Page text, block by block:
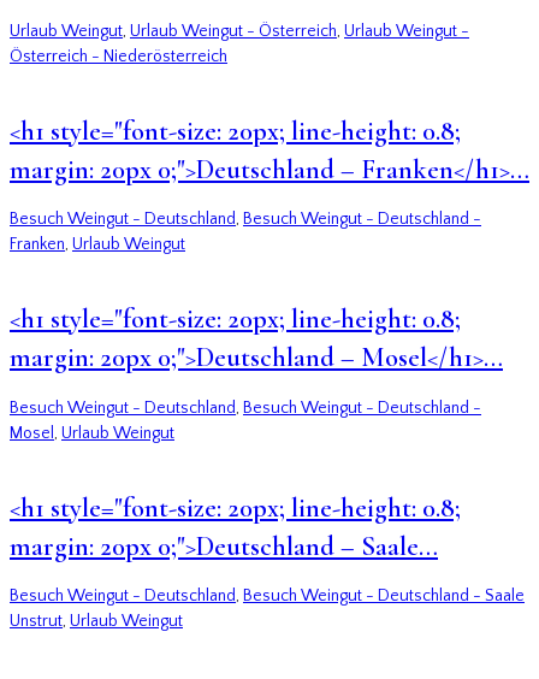
Urlaub Weingut, Urlaub Weingut - Österreich, Urlaub Weingut -
Österreich - Niederösterreich
<h1 style="font-size: 20px; line-height: 0.8;
margin: 20px 0;">Deutschland – Franken</h1>…
Besuch Weingut - Deutschland, Besuch Weingut - Deutschland -
Franken, Urlaub Weingut
<h1 style="font-size: 20px; line-height: 0.8;
margin: 20px 0;">Deutschland – Mosel</h1>…
Besuch Weingut - Deutschland, Besuch Weingut - Deutschland -
Mosel , Urlaub Weingut
<h1 style="font-size: 20px; line-height: 0.8;
margin: 20px 0;">Deutschland – Saale…
Besuch Weingut - Deutschland, Besuch Weingut - Deutschland - Saale
Unstrut, Urlaub Weingut